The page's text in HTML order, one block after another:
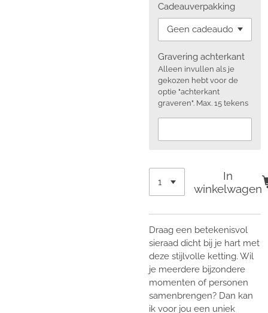
Cadeauverpakking
Gravering achterkant
Alleen invullen als je
gekozen hebt voor de
optie "achterkant
graveren". Max. 15 tekens
In
winkelwagen
Draag een betekenisvol
sieraad dicht bij je hart met
deze stijlvolle ketting. Wil
je meerdere bijzondere
momenten of personen
samenbrengen? Dan kan
ik voor jou een uniek